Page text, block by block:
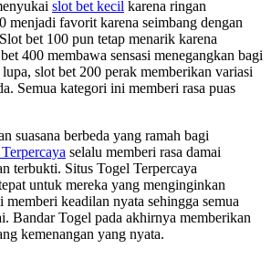
slot bet kecil karena ringan
menjadi favorit karena seimbang dengan
bet 100 pun tetap menarik karena
400 membawa sensasi menegangkan bagi
slot bet 200 perak memberikan variasi
Semua kategori ini memberi rasa puas
suasana berbeda yang ramah bagi
selalu memberi rasa damai
terbukti. Situs Togel Terpercaya
untuk mereka yang menginginkan
memberi keadilan nyata sehingga semua
Bandar Togel pada akhirnya memberikan
kemenangan yang nyata.